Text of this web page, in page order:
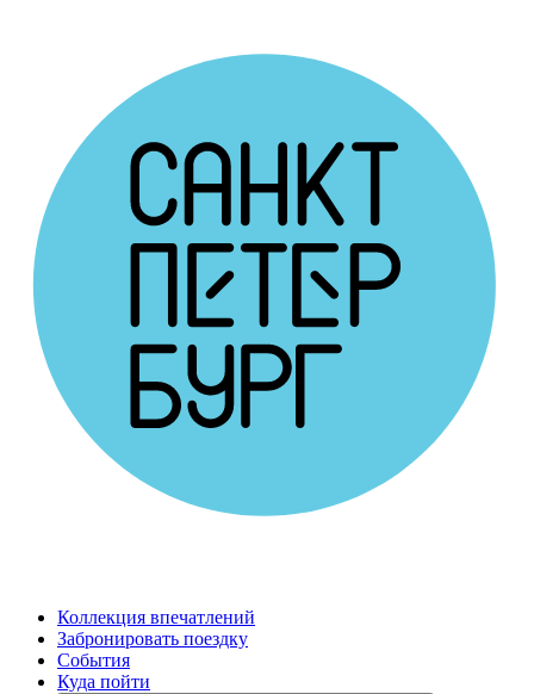
Коллекция впечатлений
Забронировать поездку
События
Куда пойти